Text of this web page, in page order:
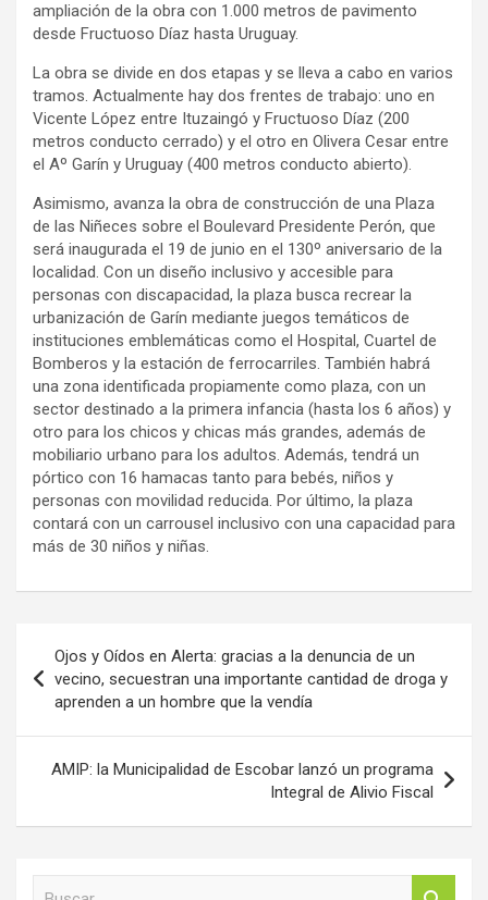
ampliación de la obra con 1.000 metros de pavimento
desde Fructuoso Díaz hasta Uruguay.
La obra se divide en dos etapas y se lleva a cabo en varios
tramos. Actualmente hay dos frentes de trabajo: uno en
Vicente López entre Ituzaingó y Fructuoso Díaz (200
metros conducto cerrado) y el otro en Olivera Cesar entre
el Aº Garín y Uruguay (400 metros conducto abierto).
Asimismo, avanza la obra de construcción de una Plaza
de las Niñeces sobre el Boulevard Presidente Perón, que
será inaugurada el 19 de junio en el 130º aniversario de la
localidad. Con un diseño inclusivo y accesible para
personas con discapacidad, la plaza busca recrear la
urbanización de Garín mediante juegos temáticos de
instituciones emblemáticas como el Hospital, Cuartel de
Bomberos y la estación de ferrocarriles. También habrá
una zona identificada propiamente como plaza, con un
sector destinado a la primera infancia (hasta los 6 años) y
otro para los chicos y chicas más grandes, además de
mobiliario urbano para los adultos. Además, tendrá un
pórtico con 16 hamacas tanto para bebés, niños y
personas con movilidad reducida. Por último, la plaza
contará con un carrousel inclusivo con una capacidad para
más de 30 niños y niñas.
de
entradas
Ojos y Oídos en Alerta: gracias a la denuncia de un
vecino, secuestran una importante cantidad de droga y
aprenden a un hombre que la vendía
AMIP: la Municipalidad de Escobar lanzó un programa
Integral de Alivio Fiscal